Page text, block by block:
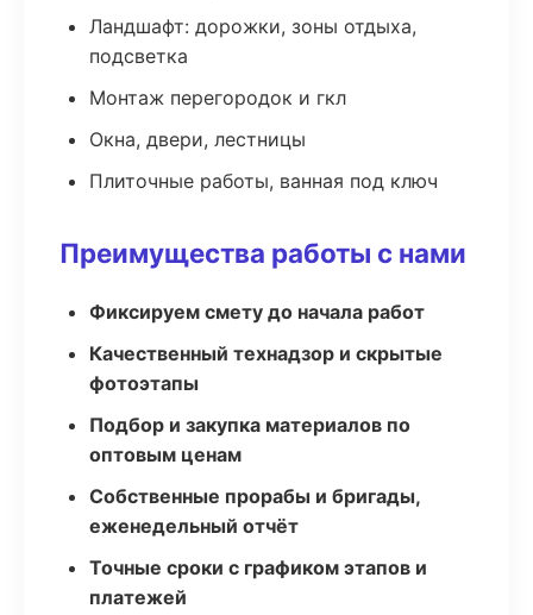
Ландшафт: дорожки, зоны отдыха,
подсветка
Монтаж перегородок и гкл
Окна, двери, лестницы
Плиточные работы, ванная под ключ
Преимущества работы с нами
Фиксируем смету до начала работ
Качественный технадзор и скрытые
фотоэтапы
Подбор и закупка материалов по
оптовым ценам
Собственные прорабы и бригады,
еженедельный отчёт
Точные сроки с графиком этапов и
платежей